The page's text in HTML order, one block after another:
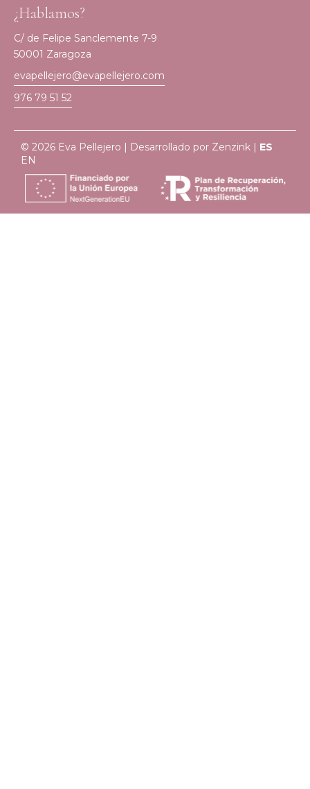
¿Hablamos?
C/ de Felipe Sanclemente 7-9
50001 Zaragoza
evapellejero@evapellejero.com
976 79 51 52
© 2026 Eva Pellejero | Desarrollado por Zenzink | ES
EN